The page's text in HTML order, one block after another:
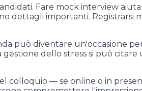
Fare mock interview
dettagli importanti.
può diventare un'occasione
dello stress si può
colloquio — se online o in